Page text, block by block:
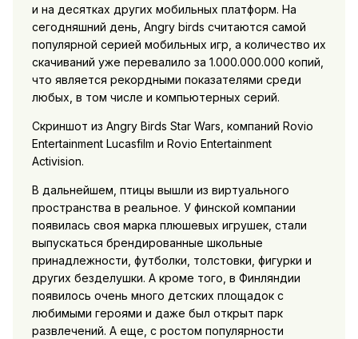
и на десятках других мобильных платформ. На
сегодняшний день, Angry birds считаются самой
популярной серией мобильных игр, а количество их
скачиваний уже перевалило за 1.000.000.000 копий,
что является рекордными показателями среди
любых, в том числе и компьютерных серий.
Скриншот из Angry Birds Star Wars, компаний Rovio
Entertainment Lucasfilm и Rovio Entertainment
Activision.
В дальнейшем, птицы вышли из виртуального
пространства в реальное. У финской компании
появилась своя марка плюшевых игрушек, стали
выпускаться брендированные школьные
принадлежности, футболки, толстовки, фигурки и
других безделушки. А кроме того, в Финляндии
появилось очень много детских площадок с
любимыми героями и даже был открыт парк
развлечений. А еще, с ростом популярности